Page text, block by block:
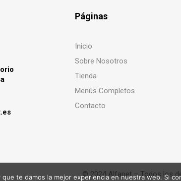
Páginas
Inicio
Sobre Nosotros
Tienda
Menús Completos
Contacto
© 2024 Alfapet – Todos los
que te damos la mejor experiencia en nuestra web. Si